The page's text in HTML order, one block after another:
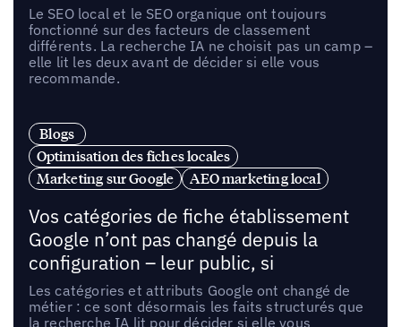
Le SEO local et le SEO organique ont toujours
fonctionné sur des facteurs de classement
différents. La recherche IA ne choisit pas un camp –
elle lit les deux avant de décider si elle vous
recommande.
Blogs
Optimisation des fiches locales
Marketing sur Google
AEO marketing local
Vos catégories de fiche établissement
Google n’ont pas changé depuis la
configuration – leur public, si
Les catégories et attributs Google ont changé de
métier : ce sont désormais les faits structurés que
la recherche IA lit pour décider si elle vous